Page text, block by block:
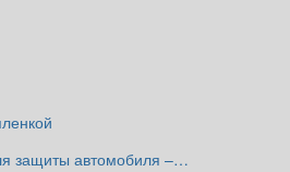
защиты автомобиля –…